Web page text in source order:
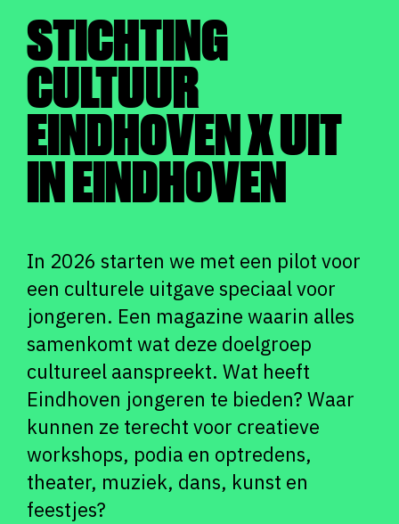
STICHTING
CULTUUR
EINDHOVEN X UIT
IN EINDHOVEN
In 2026 starten we met een pilot voor
een culturele uitgave speciaal voor
jongeren. Een magazine waarin alles
samenkomt wat deze doelgroep
cultureel aanspreekt. Wat heeft
Eindhoven jongeren te bieden? Waar
kunnen ze terecht voor creatieve
workshops, podia en optredens,
theater, muziek, dans, kunst en
feestjes?